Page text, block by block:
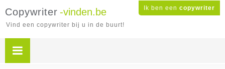
Ik ben een copywriter
Copywriter -vinden.be
Vind een copywriter bij u in de buurt!